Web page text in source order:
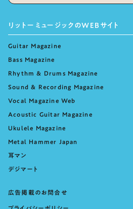
リットーミュージックのWEBサイト
Guitar Magazine
Bass Magazine
Rhythm & Drums Magazine
Sound & Recording Magazine
Vocal Magazine Web
Acoustic Guitar Magazine
Ukulele Magazine
Metal Hammer Japan
耳マン
デジマート
広告掲載のお問合せ